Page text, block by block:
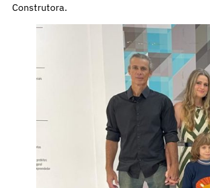
Construtora.